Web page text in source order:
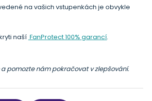
na vašich vstupenkách je obvykle
naší FanProtect 100% garancí.
pomozte nám pokračovat v zlepšování.